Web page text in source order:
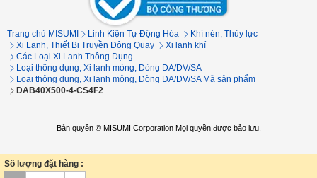
Trang chủ MISUMI Linh Kiện Tự Động Hóa
Khí nén, Thủy lực
Xi Lanh, Thiết Bị Truyền Động Quay
Xi lanh khí
Các Loại Xi Lanh Thông Dụng
Loại thông dụng, Xi lanh mỏng, Dòng DA/DV/SA
Loại thông dụng, Xi lanh mỏng, Dòng DA/DV/SA Mã sản phẩm
DAB40X500-4-CS4F2
Bản quyền © MISUMI Corporation Mọi quyền được bảo lưu.
Số lượng đặt hàng :